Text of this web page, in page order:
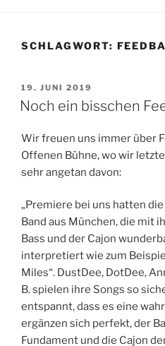
SCHLAGWORT:
VERÖFFENTLICHT
AM
19. JUNI 2019
Noch ein bisschen
Wir freuen uns immer über
Offenen Bühne, wo wir
sehr angetan davon:
„Premiere bei uns hatten
Band aus München, die mit
Bass und der Cajon
interpretiert wie zum
Miles“. DustDee, DotDee,
B. spielen ihre Songs so
entspannt, dass es eine
ergänzen sich perfekt, der
Fundament und die Cajon